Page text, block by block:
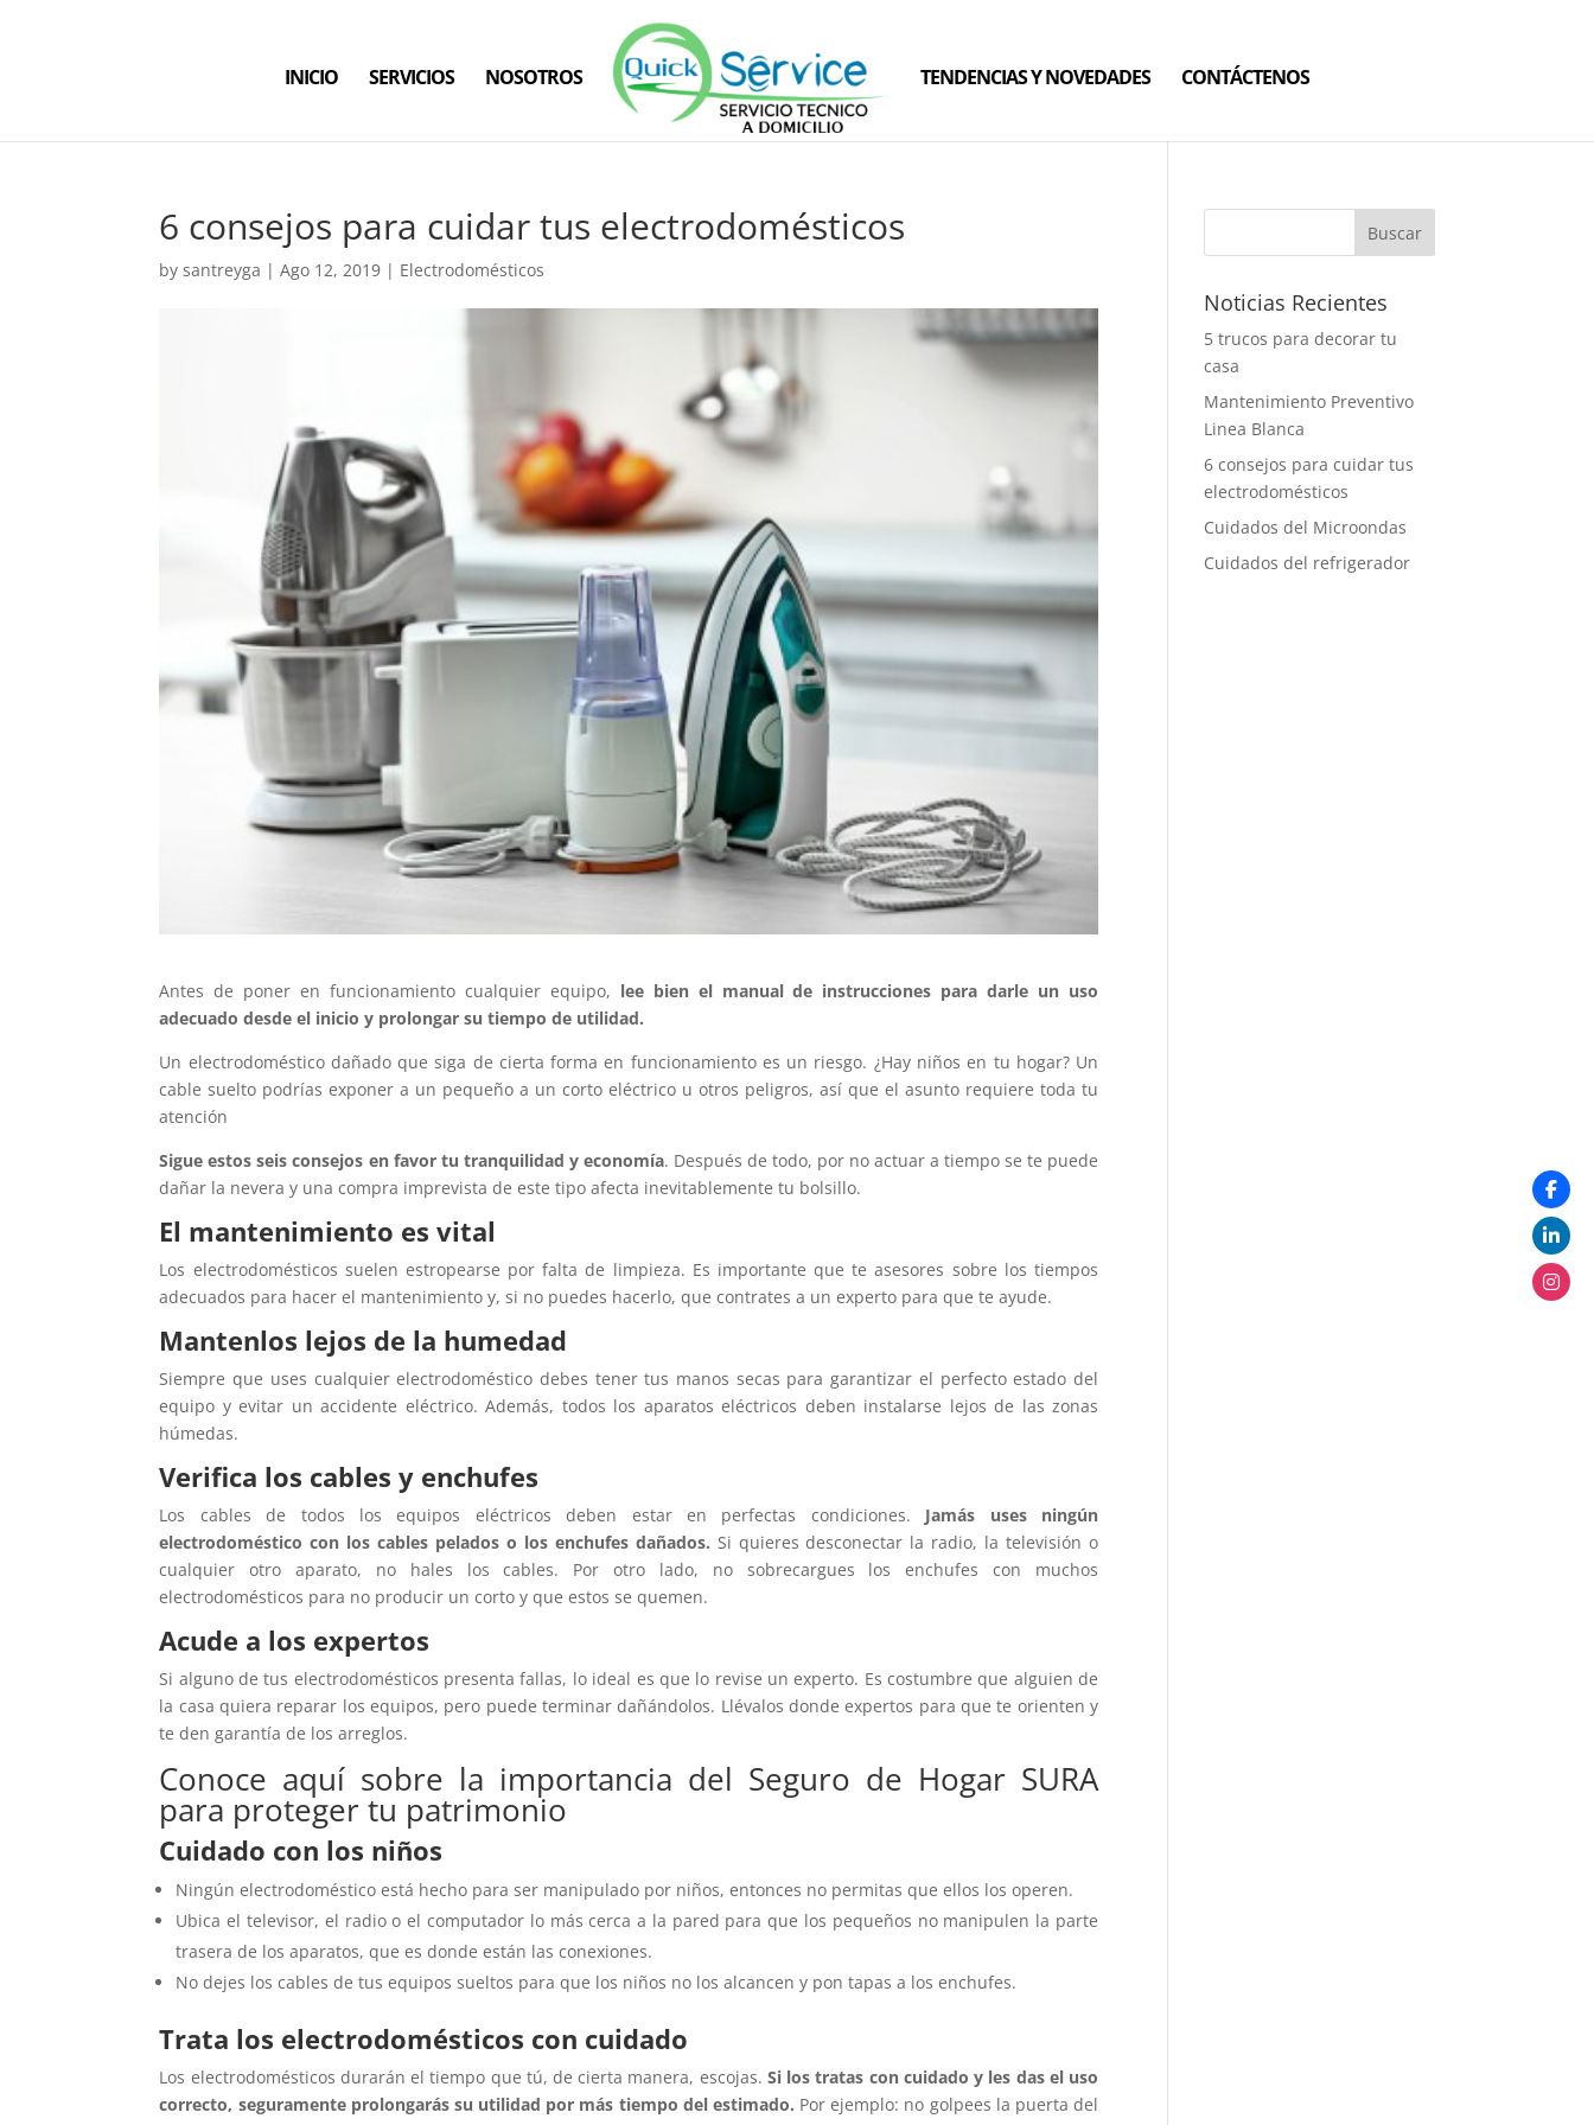
INICIO SERVICIOS NOSOTROS TENDENCIAS Y NOVEDADES CONTÁCTENOS
6 consejos para cuidar tus electrodomésticos
bysantreyga |Ago 12, 2019 | Electrodomésticos
Antes de poner en funcionamiento cualquier equipo, lee bien el manual de instrucciones para darle un uso
adecuado desde el inicio y prolongar su tiempo de utilidad.
Un electrodoméstico dañado que siga de cierta forma en funcionamiento es un riesgo. ¿Hay niños en tu hogar? Un
cable suelto podrías exponer a un pequeño a un corto eléctrico u otros peligros, así que el asunto requiere toda tu
atención
Sigue estos seis consejos en favor tu tranquilidad y economía. Después de todo, por no actuar a tiempo se te puede
dañar la nevera y una compra imprevista de este tipo afecta inevitablemente tu bolsillo.
El mantenimiento es vital
Los electrodomésticos suelen estropearse por falta de limpieza. Es importante que te asesores sobre los tiempos
adecuados para hacer el mantenimiento y, si no puedes hacerlo, que contrates a un experto para que te ayude.
Mantenlos lejos de la humedad
Siempre que uses cualquier electrodoméstico debes tener tus manos secas para garantizar el perfecto estado del
equipo y evitar un accidente eléctrico. Además, todos los aparatos eléctricos deben instalarse lejos de las zonas
húmedas.
Verifica los cables y enchufes
Los cables de todos los equipos eléctricos deben estar en perfectas condiciones. Jamás uses ningún
electrodoméstico con los cables pelados o los enchufes dañados. Si quieres desconectar la radio, la televisión o
cualquier otro aparato, no hales los cables. Por otro lado, no sobrecargues los enchufes con muchos
electrodomésticos para no producir un corto y que estos se quemen.
Acude a los expertos
Si alguno de tus electrodomésticos presenta fallas, lo ideal es que lo revise un experto. Es costumbre que alguien de
la casa quiera reparar los equipos, pero puede terminar dañándolos. Llévalos donde expertos para que te orienten y
te den garantía de los arreglos.
Conoce aquí sobre la importancia del Seguro de Hogar SURA
para proteger tu patrimonio
Cuidado con los niños
Ningún electrodoméstico está hecho para ser manipulado por niños, entonces no permitas que ellos los operen.
Ubica el televisor, el radio o el computador lo más cerca a la pared para que los pequeños no manipulen la parte
trasera de los aparatos, que es donde están las conexiones.
No dejes los cables de tus equipos sueltos para que los niños no los alcancen y pon tapas a los enchufes.
Trata los electrodomésticos con cuidado
Los electrodomésticos durarán el tiempo que tú, de cierta manera, escojas. Si los tratas con cuidado y les das el uso
correcto, seguramente prolongarás su utilidad por más tiempo del estimado. Por ejemplo: no golpees la puerta del
Noticias Recientes
5 trucos para decorar tu
casa
Mantenimiento Preventivo
Linea Blanca
6 consejos para cuidar tus
electrodomésticos
Cuidados del Microondas
Cuidados del refrigerador